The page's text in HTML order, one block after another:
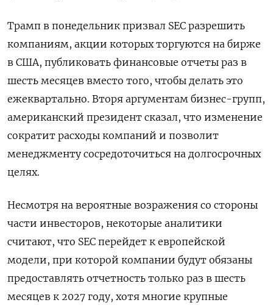
Трамп в понедельник призвал SEC разрешить
компаниям, акции которых торгуются на бирже
в США, публиковать финансовые отчеты раз в
шесть месяцев вместо того, чтобы делать это
ежеквартально. Вторя аргументам бизнес-групп,
американский президент сказал, что изменение
сократит расходы компаний и позволит
менеджменту сосредоточиться на долгосрочных
целях.
Несмотря на вероятные возражения со стороны
части инвесторов, некоторые аналитики
считают, что SEC перейдет к европейской
модели, при которой компании будут обязаны
предоставлять отчетность только раз в шесть
месяцев к 2027 году, хотя многие крупные